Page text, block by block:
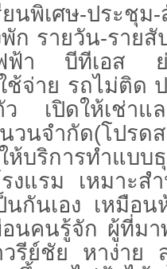
ยนพิเศษ-ประชุ
ก รายวัน-ราย
ฟ้า บีทีเอส
ช้จ่าย รถไม่ติด
เปิดให้เช่าแล
นจำกัด(โปรดส
บริการทำแบบ
แรม เหมาะสำ
กันเอง เหมือน
อนคนรู้จัก ผู้ที่ม
าวรีย์ชัย หาง่